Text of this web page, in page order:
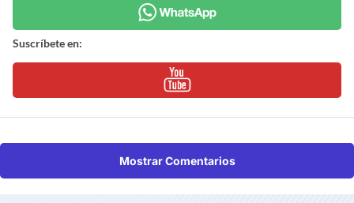
Suscríbete en:
Mostrar Comentarios